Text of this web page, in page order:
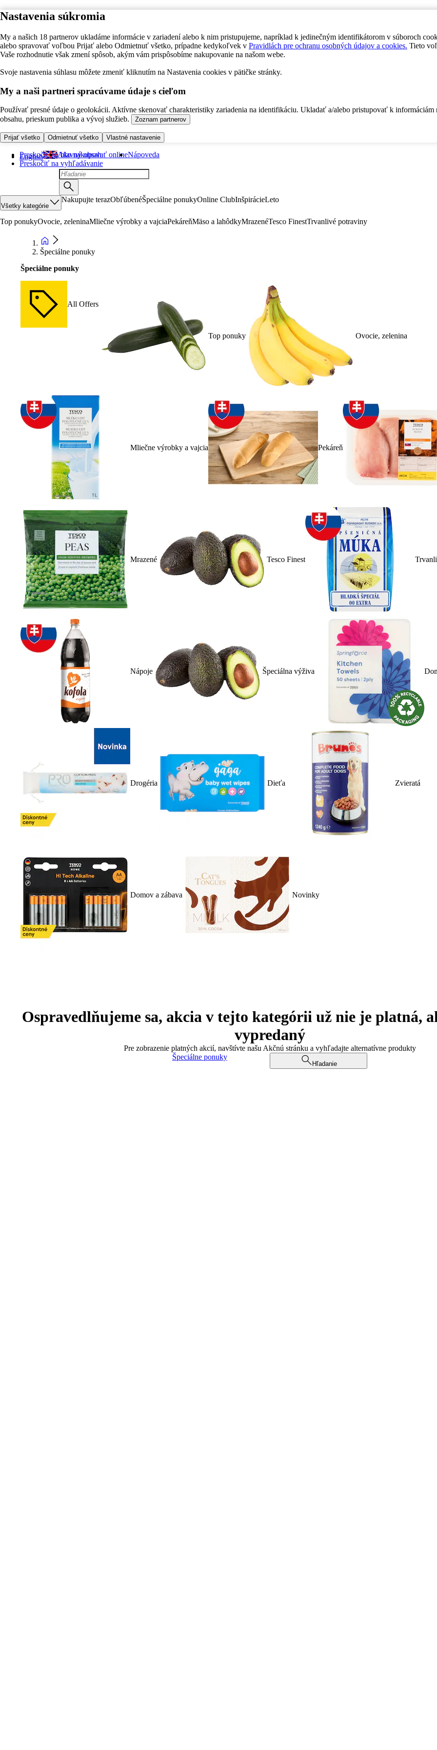
Nastavenia súkromia
My a našich 18 partnerov ukladáme informácie v zariadení alebo k nim pristupujeme, napríklad k jedinečným identifikátorom v súboroch
alebo spravovať voľbou Prijať alebo Odmietnuť všetko, prípadne kedykoľvek v Pravidlách pre ochranu osobných údajov a cookies. Tieto
Vaše rozhodnutie však zmení spôsob, akým vám prispôsobíme nakupovanie na našom webe.
Svoje nastavenia súhlasu môžete zmeniť kliknutím na Nastavenia cookies v pätičke stránky.
My a naši partneri spracúvame údaje s cieľom
Používať presné údaje o geolokácii. Aktívne skenovať charakteristiky zariadenia na identifikáciu. Ukladať a/alebo pristupovať k informáciám
obsahu, prieskum publika a vývoj služieb.
Zoznam partnerov
Prijať všetko Odmietnuť všetko Vlastné nastavenie
Preskočiť na hlavný obsah
Preskočiť na vyhľadávanie
English Ako nakupovať onlineNápoveda
Všetky kategórie
Nakupujte terazObľúbenéŠpeciálne ponukyOnline ClubInšpirácieLeto
Top ponukyOvocie, zeleninaMliečne výrobky a vajciaPekáreňMäso a lahôdkyMrazenéTesco FinestTrvanlivé potraviny
Špeciálne ponuky
Špeciálne ponuky
All Offers
Top ponuky Ovocie, zelenina
Mliečne výrobky a vajcia Pekáreň
Mrazené Tesco Finest
Nápoje Špeciálna výživa
Drogéria Dieťa Zvieratá
Domov a zábava Novinky
Ospravedlňujeme sa, akcia v tejto kategórii už nie je platná,
vypredaný
Pre zobrazenie platných akcií, navštívte našu Akčnú stránku a vyhľadajte alternatívne produkty
Špeciálne ponuky
Hľadanie